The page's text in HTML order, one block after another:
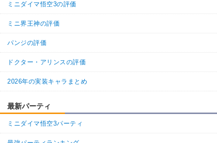
ミニダイマ悟空3の評価
ミニ界王神の評価
パンジの評価
ドクター・アリンスの評価
2026年の実装キャラまとめ
最新パーティ
ミニダイマ悟空3パーティ